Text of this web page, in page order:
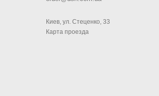
Киев, ул. Стеценко, 33
Карта проезда